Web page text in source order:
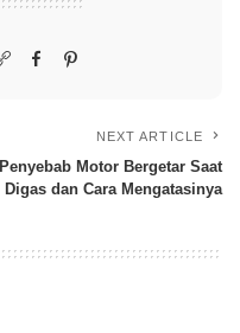
NEXT ARTICLE
Penyebab Motor Bergetar Saat
Digas dan Cara Mengatasinya